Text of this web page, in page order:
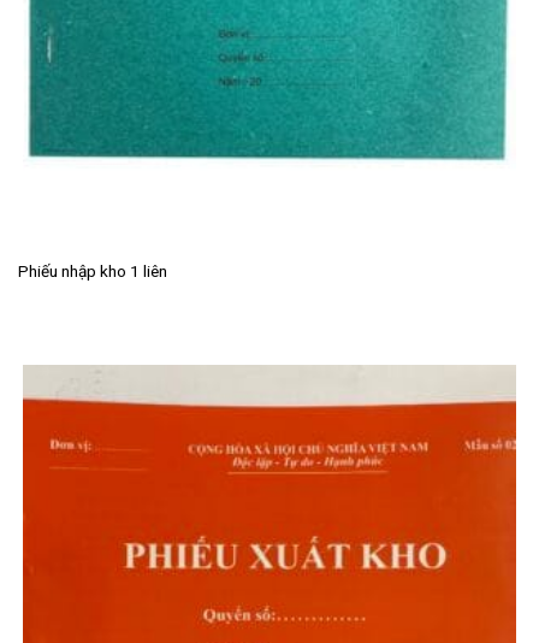
Phiếu nhập kho 1 liên